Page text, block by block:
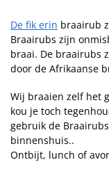
De fik erin braairub
Braairubs zijn
braai. De braairubs
door de Afrikaanse
Wij braaien zelf het
kou je toch
gebruik de
binnenshuis..
Ontbijt, lunch of